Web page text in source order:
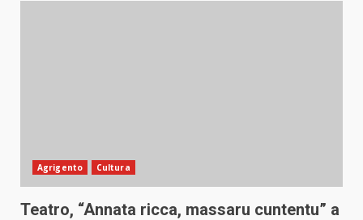
Agrigento Cultura
Teatro, “Annata ricca, massaru cuntentu” a